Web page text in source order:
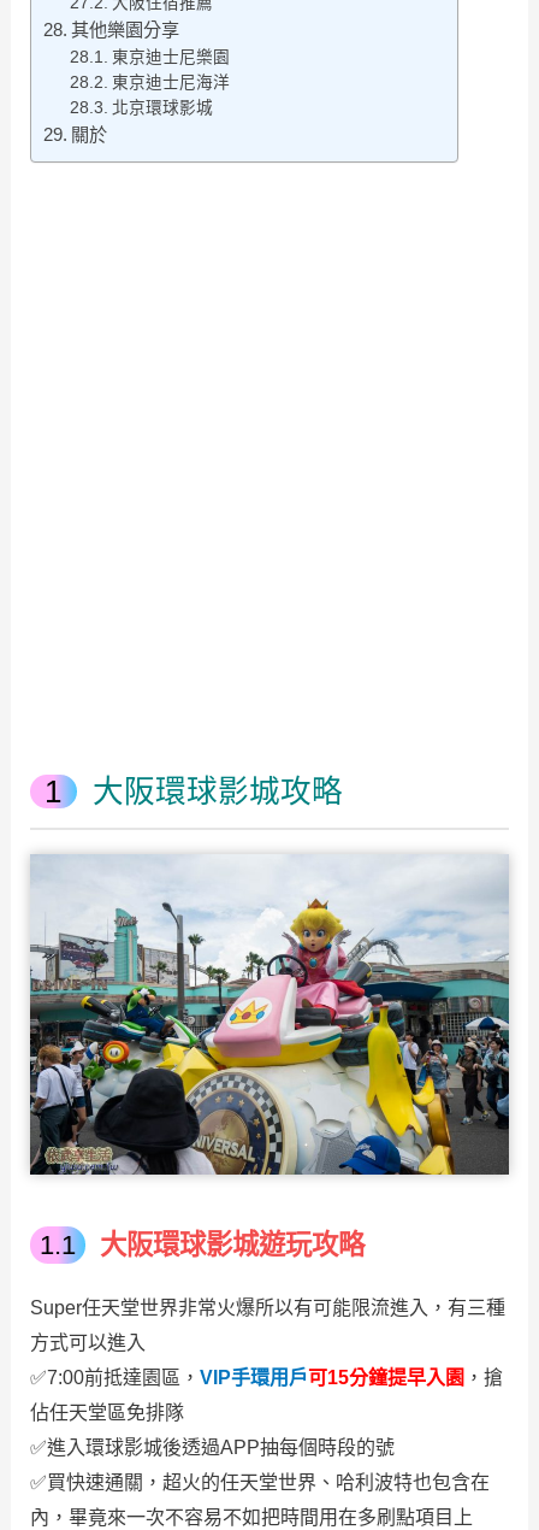
其他樂園分享
東京迪士尼樂園
東京迪士尼海洋
北京環球影城
關於
大阪環球影城攻略
大阪環球影城遊玩攻略
Super任天堂世界非常火爆所以有可能限流進入，有三種
方式可以進入
✅7:00前抵達園區， VIP手環用戶可15分鐘提早入園 ，搶
佔任天堂區免排隊
✅進入環球影城後透過APP抽每個時段的號
✅買快速通關，超火的任天堂世界、哈利波特也包含在
內，畢竟來一次不容易不如把時間用在多刷點項目上